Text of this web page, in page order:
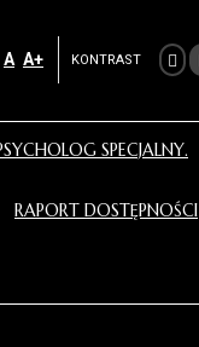
A A+ KONTRAST
SPECJALNY.
RAPORT DOSTĘPNOŚCI